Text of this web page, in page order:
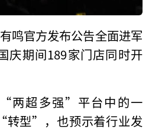
鸣官方发布公告全面进军
庆期间189家门店同时开
两超多强”平台中的一
转型”，也预示着行业发